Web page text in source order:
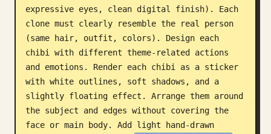
expressive eyes, clean digital finish). Each
clone must clearly resemble the real person
(same hair, outfit, colors). Design each
chibi with different theme-related actions
and emotions. Render each chibi as a sticker
with white outlines, soft shadows, and a
slightly floating effect. Arrange them around
the subject and edges without covering the
face or main body. Add light hand-drawn